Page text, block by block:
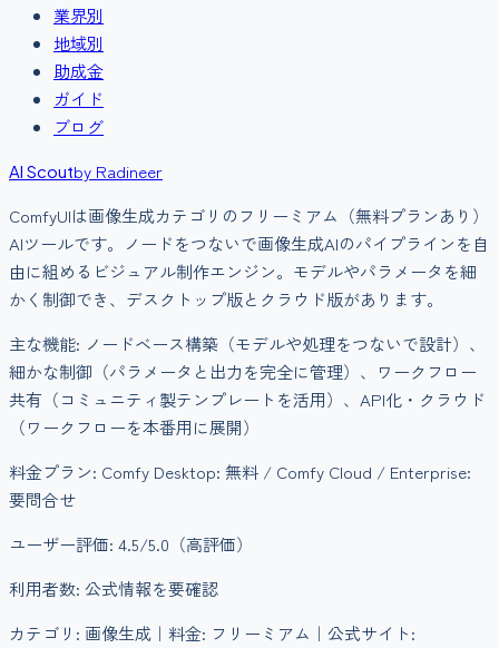
業界別
地域別
助成金
ガイド
ブログ
AI Scoutby Radineer
ComfyUIは画像生成カテゴリの フリーミアム（無料プランあり）
AIツールです。
ノードをつないで画像生成AIのパイプラインを自
由に組めるビジュアル制作エンジン。モデルやパラメータを細
かく制御でき、デスクトップ版とクラウド版があります。
主な機能: ノードベース構築（モデルや処理をつないで設計）、
細かな制御（パラメータと出力を完全に管理）、ワークフロー
共有（コミュニティ製テンプレートを活用）、API化・クラウド
（ワークフローを本番用に展開）
料金プラン: Comfy Desktop: 無料 / Comfy Cloud / Enterprise:
要問合せ
ユーザー評価: 4.5/5.0 （高評価）
利用者数: 公式情報を要確認
カテゴリ: 画像生成 ｜料金: フリーミアム ｜公式サイト: